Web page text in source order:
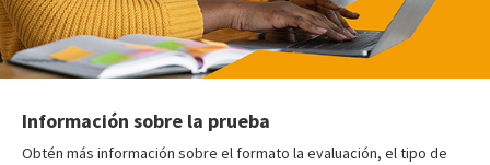
Información sobre la prueba
Obtén más información sobre el formato la evaluación, el tipo de